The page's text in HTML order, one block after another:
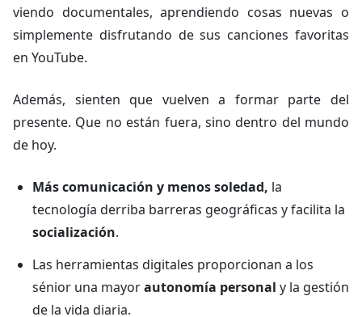
viendo documentales, aprendiendo cosas nuevas o
simplemente disfrutando de sus canciones favoritas
en YouTube.
Además, sienten que vuelven a formar parte del
presente. Que no están fuera, sino dentro del mundo
de hoy.
Más comunicación y menos soledad, la
tecnología derriba barreras geográficas y facilita la
socialización.
Las herramientas digitales proporcionan a los
sénior una mayorautonomía personal y la gestión
de la vida diaria.